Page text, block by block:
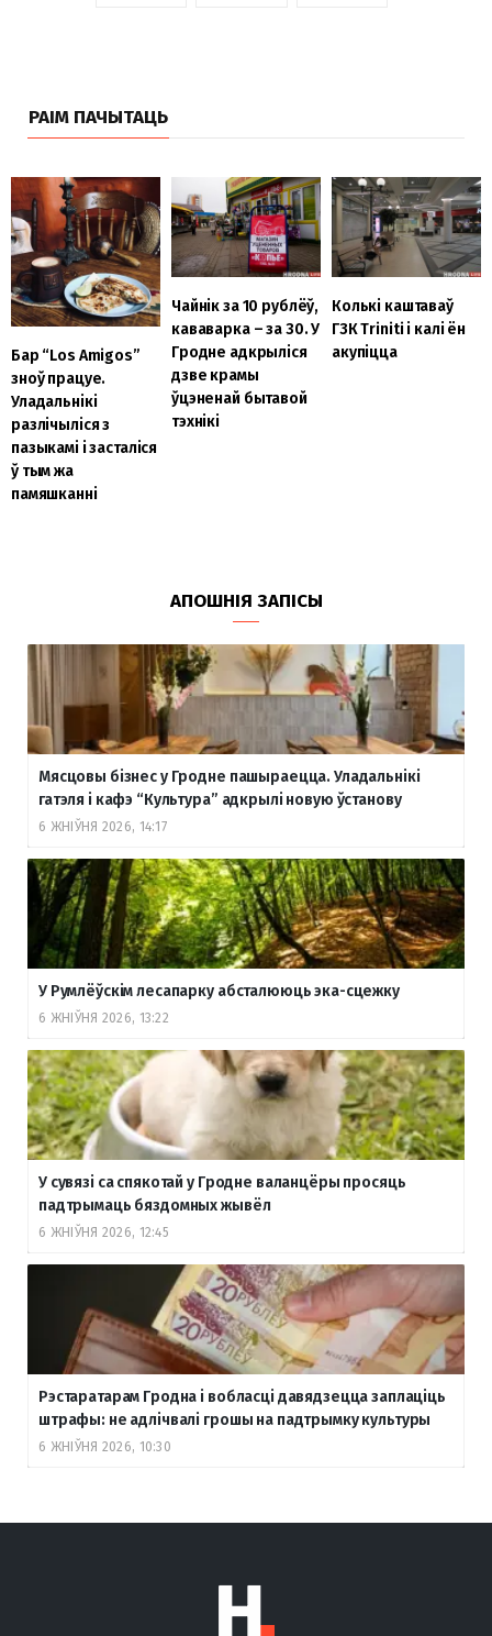
РАІМ ПАЧЫТАЦЬ
Бар “Los Amigos”
зноў працуе.
Уладальнікі
разлічыліся з
пазыкамі і засталіся
ў тым жа
памяшканні
Чайнік за 10 рублёў,
кававарка – за 30. У
Гродне адкрыліся
дзве крамы
ўцэненай бытавой
тэхнікі
Колькі каштаваў
ГЗК Triniti і калі ён
акупіцца
АПОШНІЯ ЗАПІСЫ
Мясцовы бізнес у Гродне пашыраецца. Уладальнікі
гатэля і кафэ “Культура” адкрылі новую ўстанову
6 ЖНІЎНЯ 2026, 14:17
У Румлёўскім лесапарку абсталююць эка-сцежку
6 ЖНІЎНЯ 2026, 13:22
У сувязі са спякотай у Гродне валанцёры просяць
падтрымаць бяздомных жывёл
6 ЖНІЎНЯ 2026, 12:45
Рэстаратарам Гродна і вобласці давядзецца заплаціць
штрафы: не адлічвалі грошы на падтрымку культуры
6 ЖНІЎНЯ 2026, 10:30